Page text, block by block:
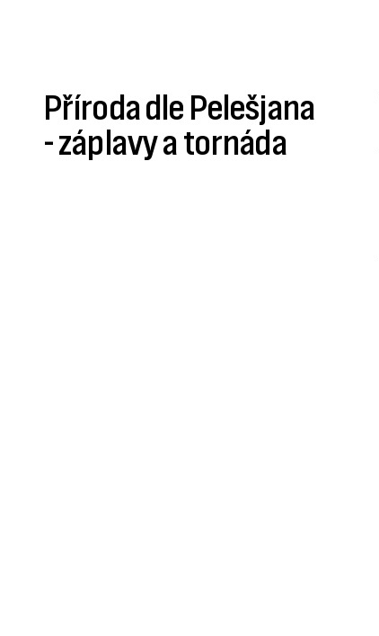
Příroda dle Pelešjana
- záplavy a tornáda